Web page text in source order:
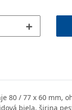
80 / 77 x 60 mm,
biela, širina